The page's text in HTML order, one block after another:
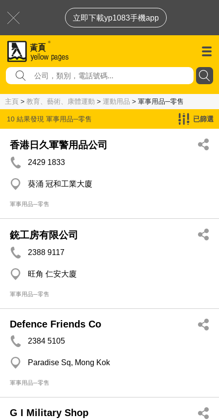
立即下載yp1083手機app
主頁 > 教育、藝術、康體運動 > 運動用品 > 軍事用品─零售
10 結果發現 軍事用品─零售 已篩選
香港日久軍警用品公司
2429 1833
葵涌 冠和工業大廈
軍事用品─零售
銃工房有限公司
2388 9117
旺角 仁安大廈
軍事用品─零售
Defence Friends Co
2384 5105
Paradise Sq, Mong Kok
軍事用品─零售
G I Military Shop